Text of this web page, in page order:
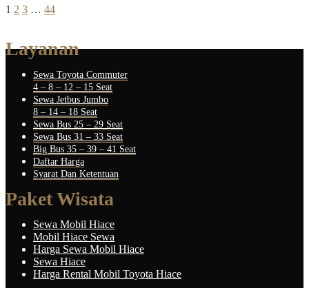
1 2 3 … 44
Layanan
Sewa Toyota Commuter
4 – 8 – 12 – 15 Seat
Sewa Jetbus Jumbo
8 – 14 – 18 Seat
Sewa Bus 25 – 29 Seat
Sewa Bus 31 – 33 Seat
Big Bus 35 – 39 – 41 Seat
Daftar Harga
Syarat Dan Ketentuan
Paket Wisata
Sewa Mobil Hiace
Mobil Hiace Sewa
Harga Sewa Mobil Hiace
Sewa Hiace
Harga Rental Mobil Toyota Hiace